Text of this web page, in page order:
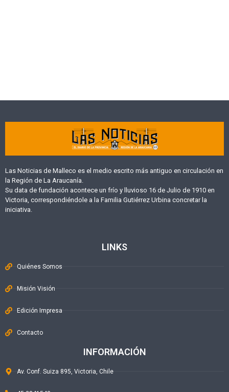
Las Noticias de Malleco es el medio escrito más antiguo en circulación en
la Región de La Araucanía.
Su data de fundación acontece un frío y lluvioso 16 de Julio de 1910 en
Victoria, correspondiéndole a la Familia Gutiérrez Urbina concretar la
iniciativa.
LINKS
Quiénes Somos
Misión Visión
Edición Impresa
Contacto
INFORMACIÓN
Av. Conf. Suiza 895, Victoria, Chile